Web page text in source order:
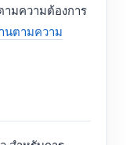
ามความต้องการ
นตามความ